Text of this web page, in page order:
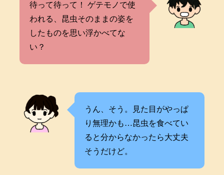
待って待って！ ゲテモノで使
われる、昆虫そのままの姿を
したものを思い浮かべてな
い？
うん、そう。見た目がやっぱ
り無理かも…昆虫を食べてい
ると分からなかったら大丈夫
そうだけど。